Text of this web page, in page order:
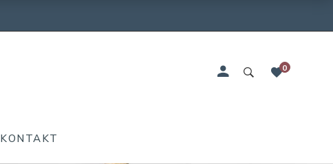
0
KONTAKT